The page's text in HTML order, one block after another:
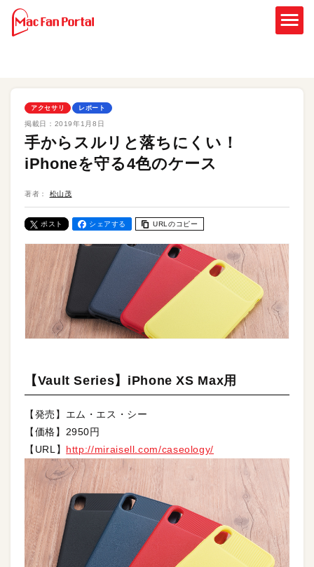
アクセサリ レポート
掲載日： 2019年1月8日
手からスルリと落ちにくい！
iPhoneを守る4色のケース
著者： 松山茂
ポスト シェアする URLのコピー
【Vault Series】iPhone XS Max用
【発売】エム・エス・シー
【価格】2950円
【URL】 http://miraisell.com/caseology/